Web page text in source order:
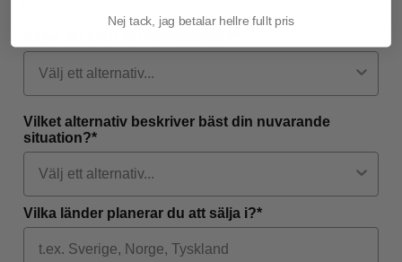
Vilket alternativ beskriver bäst din nuvarande
situation?*
Vilka länder planerar du att sälja i?*
Nej tack, jag betalar hellre fullt pris